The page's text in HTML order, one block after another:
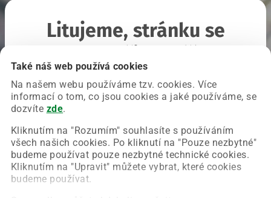
Také náš web používá cookies
Na našem webu používáme tzv. cookies. Více
informací o tom, co jsou cookies a jaké používáme, se
dozvíte zde.
Kliknutím na "Rozumím" souhlasíte s používáním
všech našich cookies. Po kliknutí na "Pouze nezbytné"
budeme používat pouze nezbytné technické cookies.
Kliknutím na "Upravit" můžete vybrat, které cookies
budeme používat.
Litujeme, stránku se
Chyba nastala na naší straně a už ji opravujeme.
Zkuste prosím znovu načíst požadovanou stránku.
Obnovit stránku Úvodní strana